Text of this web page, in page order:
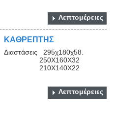
Λεπτομέρειες
ΚΑΘΡΕΠΤΗΣ
Διαστάσεις 295χ180χ58.
250Χ160Χ32
210Χ140Χ22
Λεπτομέρειες